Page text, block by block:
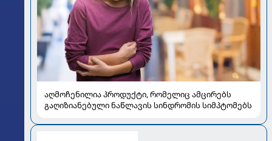
აღმოჩენილია პროდუქტი, რომელიც ამცირებს
გაღიზიანებული ნაწლავის სინდრომის სიმპტომებს